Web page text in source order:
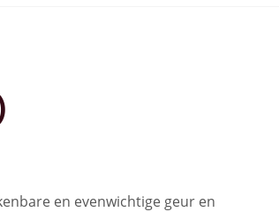
en evenwichtige geur en